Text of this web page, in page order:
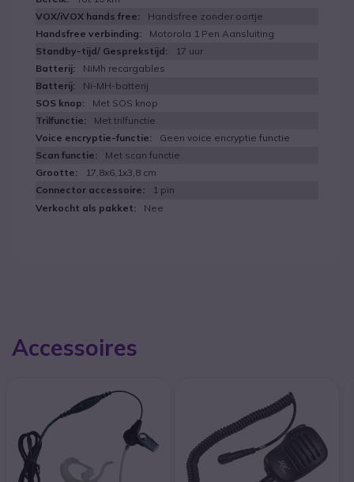
Handsfree zonder oortje
Motorola 1 Pen Aansluiting
17 uur
NiMh recargables
Ni-MH-batterij
Met SOS knop
Met trilfunctie
Geen voice encryptie functie
Met scan functie
17,8x6,1x3,8 cm
1 pin
Nee
Accessoires